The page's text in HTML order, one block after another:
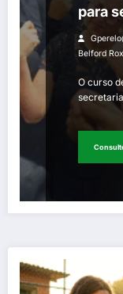
para
Belford
O curso